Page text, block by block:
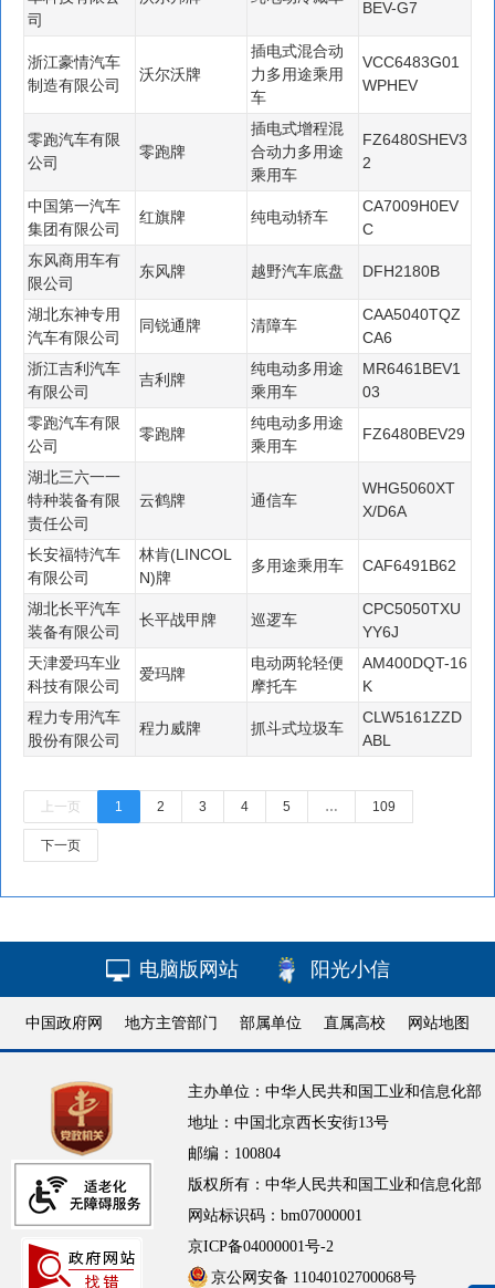
电脑版网站 阳光小信
中国政府网 地方主管部门 部属单位 直属高校 网站地图
主办单位：中华人民共和国工业和信息化部
地址：中国北京西长安街13号
邮编：100804
版权所有：中华人民共和国工业和信息化部
网站标识码：bm07000001
京ICP备04000001号-2
京公网安备 11040102700068号